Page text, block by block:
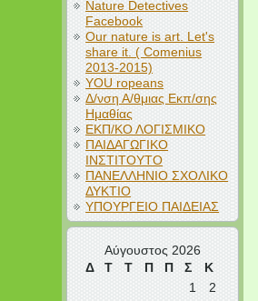
Nature Detectives
Facebook
Our nature is art. Let's
share it. ( Comenius
2013-2015)
YOU ropeans
Δ/νση Α/θμιας Εκπ/σης
Ημαθίας
ΕΚΠ/ΚΟ ΛΟΓΙΣΜΙΚΟ
ΠΑΙΔΑΓΩΓΙΚΟ
ΙΝΣΤΙΤΟΥΤΟ
ΠΑΝΕΛΛΗΝΙΟ ΣΧΟΛΙΚΟ
ΔΥΚΤΙΟ
ΥΠΟΥΡΓΕΙΟ ΠΑΙΔΕΙΑΣ
Αύγουστος 2026
Δ
Τ Τ Π Π Σ Κ
1
2